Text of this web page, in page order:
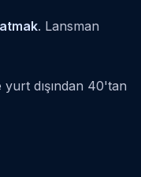
. Lansman
dışından 40'tan